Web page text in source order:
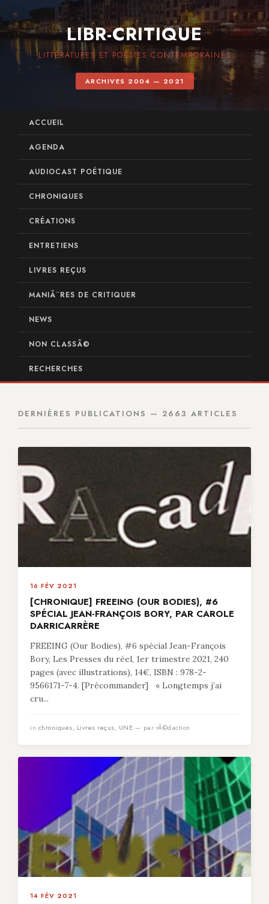
LIBR-CRITIQUE
LITTÉRATURES ET POÉSIES CONTEMPORAINES
ARCHIVES 2004 — 2021
ACCUEIL
AGENDA
AUDIOCAST POÉTIQUE
CHRONIQUES
CRÉATIONS
ENTRETIENS
LIVRES REÇUS
MANIÃ¨RES DE CRITIQUER
NEWS
NON CLASSÃ©
RECHERCHES
DERNIÈRES PUBLICATIONS — 2663 ARTICLES
16 FÉV 2021
[CHRONIQUE] FREEING (OUR BODIES), #6
SPÉCIAL JEAN-FRANÇOIS BORY, PAR CAROLE
DARRICARRÈRE
FREEING (Our Bodies), #6 spécial Jean-François
Bory, Les Presses du réel, 1er trimestre 2021, 240
pages (avec illustrations), 14€, ISBN : 978-2-
9566171-7-4. [Précommander] « Longtemps j’ai
cru...
in chroniques, Livres reçus, UNE — par rÃ©daction
14 FÉV 2021